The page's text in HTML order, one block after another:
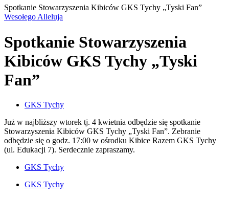
Spotkanie Stowarzyszenia Kibiców GKS Tychy „Tyski Fan”
Wesołego Alleluja
Spotkanie Stowarzyszenia
Kibiców GKS Tychy „Tyski
Fan”
GKS Tychy
Już w najbliższy wtorek tj. 4 kwietnia odbędzie się spotkanie
Stowarzyszenia Kibiców GKS Tychy „Tyski Fan”. Zebranie
odbędzie się o godz. 17:00 w ośrodku Kibice Razem GKS Tychy
(ul. Edukacji 7). Serdecznie zapraszamy.
GKS Tychy
GKS Tychy